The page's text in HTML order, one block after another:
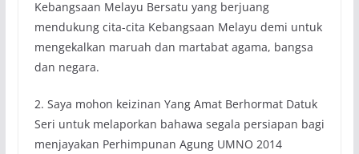
Kebangsaan Melayu Bersatu yang berjuang
mendukung cita-cita Kebangsaan Melayu demi untuk
mengekalkan maruah dan martabat agama, bangsa
dan negara.
2. Saya mohon keizinan Yang Amat Berhormat Datuk
Seri untuk melaporkan bahawa segala persiapan bagi
menjayakan Perhimpunan Agung UMNO 2014